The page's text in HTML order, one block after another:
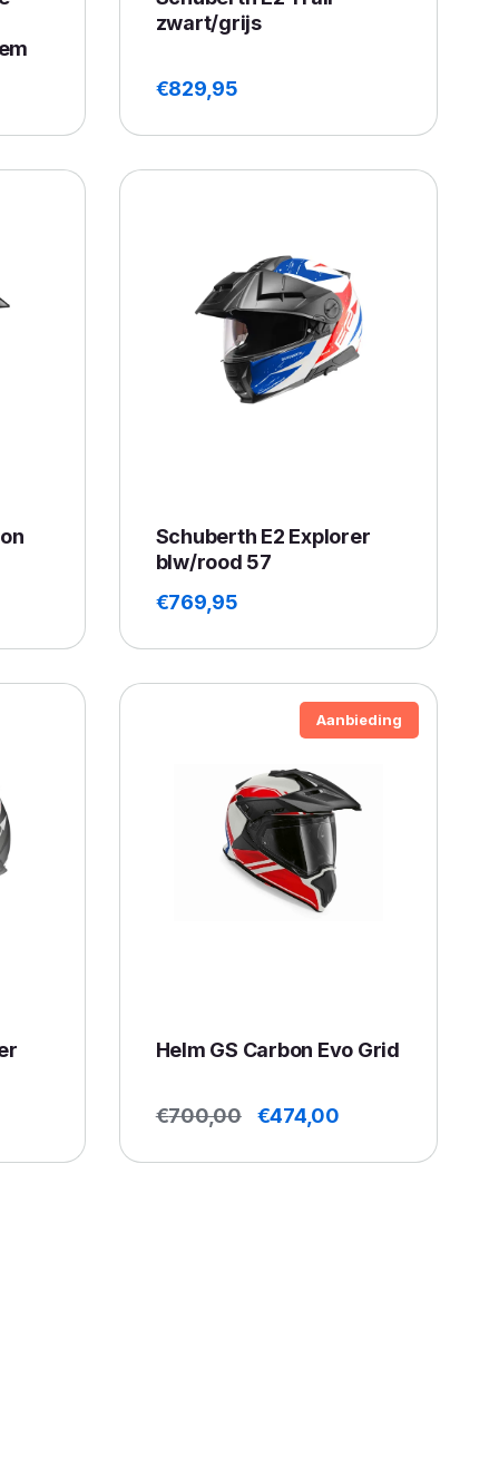
zwart/grijs
€829,95
Schuberth E2 Explorer
blw/rood 57
€769,95
Aanbieding
Helm GS Carbon Evo Grid
€700,00
Oorspronkelijke
€474,00Huidige